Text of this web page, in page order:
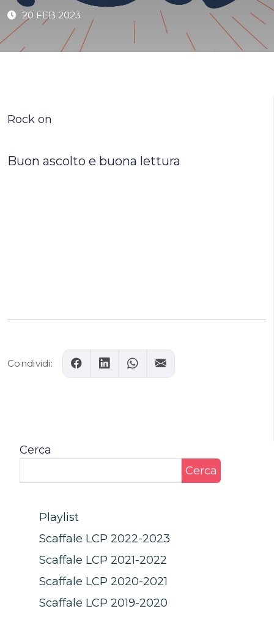
20 FEB 2023
Rock on
Buon ascolto e buona lettura
Condividi:
Cerca
Cerca
Playlist
Scaffale LCP 2022-2023
Scaffale LCP 2021-2022
Scaffale LCP 2020-2021
Scaffale LCP 2019-2020